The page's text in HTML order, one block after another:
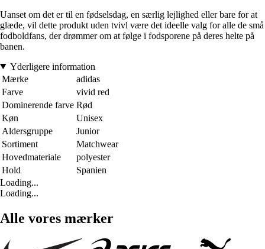
Uanset om det er til en fødselsdag, en særlig lejlighed eller bare for at
glæde, vil dette produkt uden tvivl være det ideelle valg for alle de små
fodboldfans, der drømmer om at følge i fodsporene på deres helte på
banen.
Yderligere information
Mærke
adidas
Farve
vivid red
Dominerende farve Rød
Køn
Unisex
Aldersgruppe
Junior
Sortiment
Matchwear
Hovedmateriale
polyester
Hold
Spanien
Loading...
Loading...
Alle vores mærker